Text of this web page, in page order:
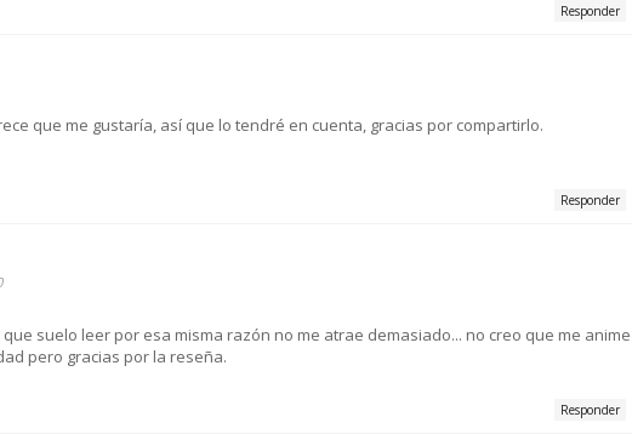
Responder
que me gustaría, así que lo tendré en cuenta, gracias por compartirlo.
Responder
suelo leer por esa misma razón no me atrae demasiado... no creo que me anime
pero gracias por la reseña.
Responder